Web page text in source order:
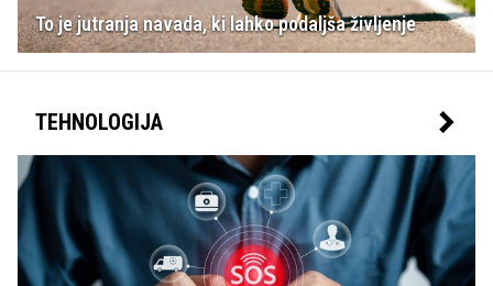
To je jutranja navada, ki lahko podaljša življenje
TEHNOLOGIJA